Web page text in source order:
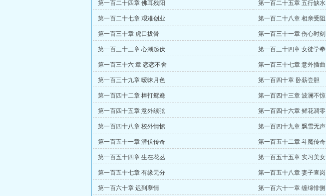
第一百二十四章 佛耳残阳 第一百二十五章 五行缺水
第一百二十七章 艰难创业 第一百二十八章 相亲受阻
第一百三十章 虎口拔骨 第一百三十一章 伤心时刻
第一百三十三章 心潮起伏 第一百三十四章 女徒学拳
第一百三十六 章 恋恋不舍 第一百三十七章 意外插曲
第一百三十九章 暧昧月色 第一百四十章 卧薪尝胆
第一百四十二章 棒打鸳鸯 第一百四十三章 波澜不惊
第一百四十五章 意外续弦 第一百四十六章 鲜花凋零
第一百四十八章 校外情愫 第一百四十九章 飘雪无声
第一百五十一章 潜伏传奇 第一百五十二章 斗魔传奇
第一百五十四章 生在花丛 第一百五十五章 实习美女
第一百五十七章 有缘无分 第一百五十八章 妻子查岗
第一百六十章 迟到孽情 第一百六十一章 缠绵悱恻